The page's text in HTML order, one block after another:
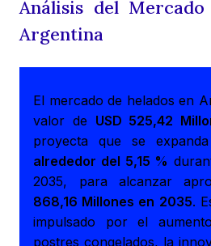
Análisis del
Argentina
El mercado de helados en
valor de USD 525,42
proyecta que se
alrededor del 5,15 %
2035, para alcanzar
868,16 Millones en 2035.
impulsado por el
postres congelados, la